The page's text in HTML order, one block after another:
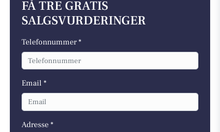
FÅ TRE GRATIS
SALGSVURDERINGER
Telefonnummer *
Email *
Adresse *